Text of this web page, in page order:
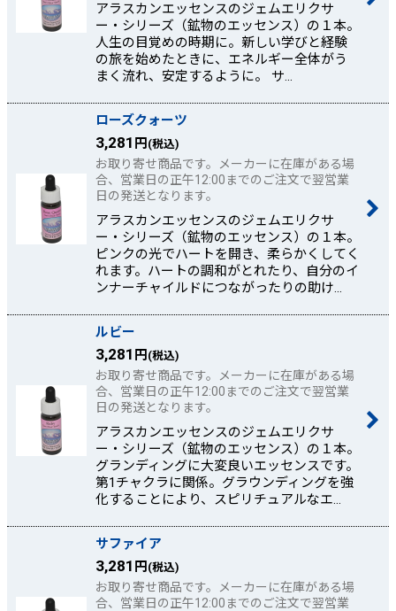
アラスカンエッセンスのジェムエリクサ
ー・シリーズ（鉱物のエッセンス）の１本。
人生の目覚めの時期に。新しい学びと経験
の旅を始めたときに、エネルギー全体がう
まく流れ、安定するように。 サ…
ローズクォーツ
3,281 円 (税込)
お取り寄せ商品です。メーカーに在庫がある場
合、営業日の正午12:00までのご注文で翌営業
日の発送となります。
アラスカンエッセンスのジェムエリクサ
ー・シリーズ（鉱物のエッセンス）の１本。
ピンクの光でハートを開き、柔らかくしてく
れます。ハートの調和がとれたり、自分のイ
ンナーチャイルドにつながったりの助け…
ルビー
3,281 円 (税込)
お取り寄せ商品です。メーカーに在庫がある場
合、営業日の正午12:00までのご注文で翌営業
日の発送となります。
アラスカンエッセンスのジェムエリクサ
ー・シリーズ（鉱物のエッセンス）の１本。
グランディングに大変良いエッセンスです。
第1チャクラに関係。グラウンディングを強
化することにより、スピリチュアルなエ…
サファイア
3,281 円 (税込)
お取り寄せ商品です。メーカーに在庫がある場
合、営業日の正午12:00までのご注文で翌営業